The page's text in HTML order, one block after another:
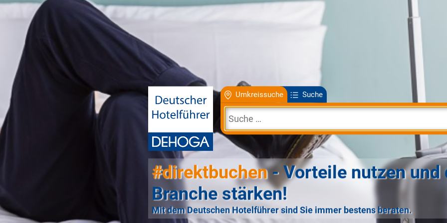
Umkreissuche Suche
#direktbuchen- Vorteile nutzen und
Branche stärken!
Mit dem Deutschen Hotelführer sind Sie immer bestens beraten.